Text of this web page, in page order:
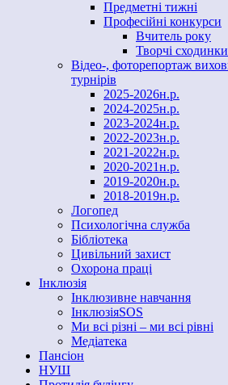
Предметні тижні
Професійні конкурси
Вчитель року
Творчі
Відео-, фоторепортаж
турнірів
2025-2026н.р.
2024-2025н.р.
2023-2024н.р.
2022-2023н.р.
2021-2022н.р.
2020-2021н.р.
2019-2020н.р.
2018-2019н.р.
Логопед
Психологічна служба
Бібліотека
Цивільний захист
Охорона праці
Інклюзія
Інклюзивне навчання
ІнклюзіяSOS
Ми всі різні – ми всі рівні
Медіатека
Пансіон
НУШ